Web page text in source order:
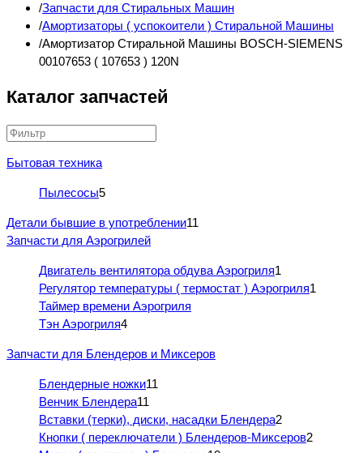
Запчасти для Стиральных Машин
Амортизаторы ( успокоители ) Стиральной Машины
Амортизатор Стиральной Машины BOSCH-SIEMENS
00107653 ( 107653 ) 120N
Каталог запчастей
Бытовая техника
Пылесосы5
Детали бывшие в употреблении11
Запчасти для Аэрогрилей
Двигатель вентилятора обдува Аэрогриля1
Регулятор температуры ( термостат ) Аэрогриля1
Таймер времени Аэрогриля
Тэн Аэрогриля4
Запчасти для Блендеров и Миксеров
Блендерные ножки11
Венчик Блендера11
Вставки (терки), диски, насадки Блендера2
Кнопки ( переключатели ) Блендеров-Миксеров2